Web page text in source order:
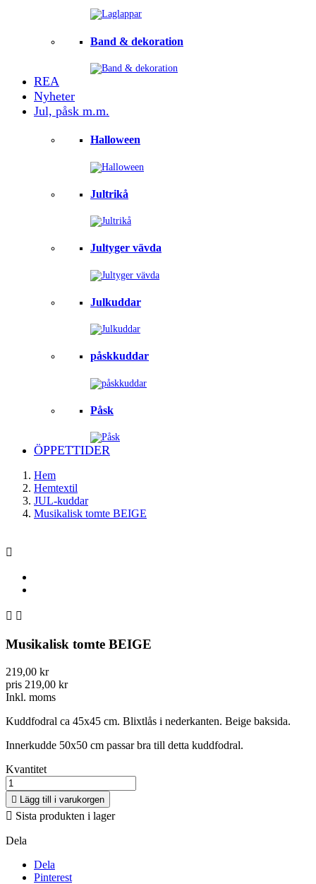
Band & dekoration
REA
Nyheter
Jul, påsk m.m.
Halloween
Jultrikå
Jultyger vävda
Julkuddar
påskkuddar
Påsk
ÖPPETTIDER
Hem
Hemtextil
JUL-kuddar
Musikalisk tomte BEIGE

 
Musikalisk tomte BEIGE
219,00 kr
pris 219,00 kr
Inkl. moms
Kuddfodral ca 45x45 cm. Blixtlås i nederkanten. Beige baksida.
Innerkudde 50x50 cm passar bra till detta kuddfodral.
Kvantitet
 Lägg till i varukorgen
 Sista produkten i lager
Dela
Dela
Pinterest